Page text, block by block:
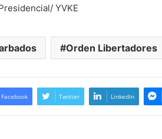
YVKE
Orden Libertadores
Facebook Twitter LinkedIn